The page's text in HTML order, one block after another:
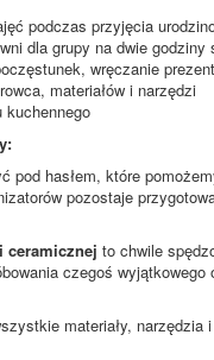
podczas przyjęcia
dla grupy na dwie
wręczanie
materiałów i narzędzi
kuchennego
pod hasłem, które
pozostaje
ceramicznej to chwile
czegoś
materiały,